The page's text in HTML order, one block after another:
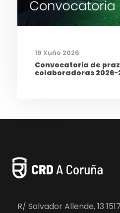
19 Xuño 2026
Convocatoria de
colaboradoras 2026-
R/ Salvador Allende, 13